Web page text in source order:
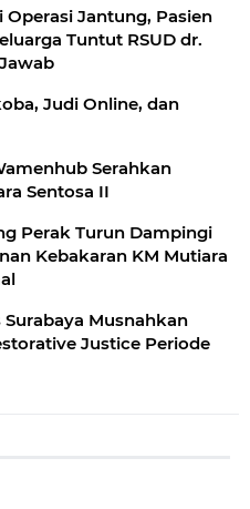
Operasi Jantung, Pasien
Tuntut RSUD dr.
Judi Online, dan
Serahkan
Sentosa II
Perak Turun Dampingi
Kebakaran KM Mutiara
Musnahkan
Justice Periode